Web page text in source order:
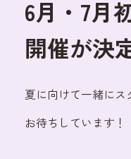
6月・7月
開催が決
夏に向けて一緒にス
お待ちしています！